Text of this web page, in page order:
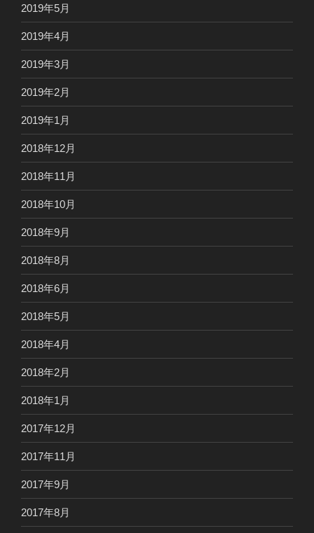
2019年5月
2019年4月
2019年3月
2019年2月
2019年1月
2018年12月
2018年11月
2018年10月
2018年9月
2018年8月
2018年6月
2018年5月
2018年4月
2018年2月
2018年1月
2017年12月
2017年11月
2017年9月
2017年8月